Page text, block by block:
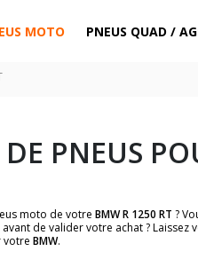
MOTO PNEUS QUAD /
PNEUS
moto de votre BMW R 1250 RT ?
avant de valider votre achat ?
votre BMW.